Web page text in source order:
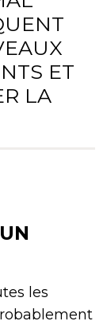
ET
LA
les